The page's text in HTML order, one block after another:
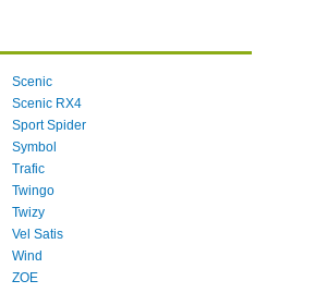
Scenic
Scenic RX4
Sport Spider
Symbol
Trafic
Twingo
Twizy
Vel Satis
Wind
ZOE